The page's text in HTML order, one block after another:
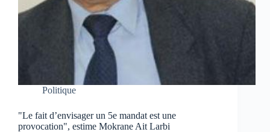
Politique
"Le fait d’envisager un 5e mandat est une
provocation", estime Mokrane Ait Larbi